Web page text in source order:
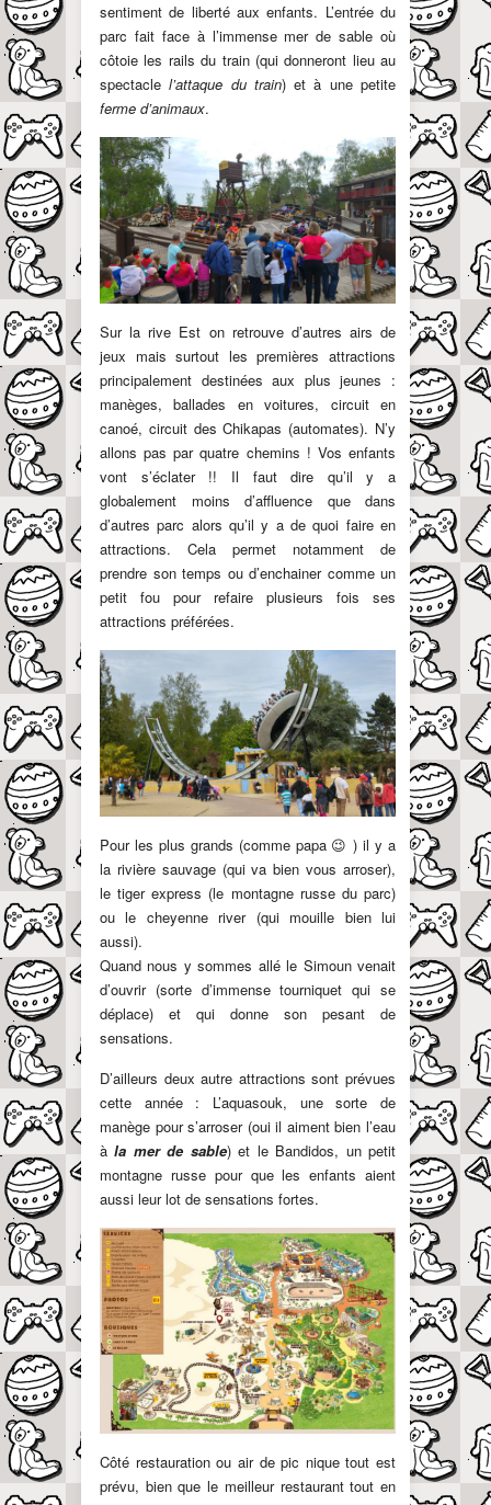
sentiment de liberté aux enfants. L’entrée du
parc fait face à l’immense mer de sable où
côtoie les rails du train (qui donneront lieu au
spectacle l’attaque du train) et à une petite
ferme d’animaux.
Sur la rive Est on retrouve d’autres airs de
jeux mais surtout les premières attractions
principalement destinées aux plus jeunes :
manèges, ballades en voitures, circuit en
canoé, circuit des Chikapas (automates). N’y
allons pas par quatre chemins ! Vos enfants
vont s’éclater !! Il faut dire qu’il y a
globalement moins d’affluence que dans
d’autres parc alors qu’il y a de quoi faire en
attractions. Cela permet notamment de
prendre son temps ou d’enchainer comme un
petit fou pour refaire plusieurs fois ses
attractions préférées.
Pour les plus grands (comme papa 😉 ) il y a
la rivière sauvage (qui va bien vous arroser),
le tiger express (le montagne russe du parc)
ou le cheyenne river (qui mouille bien lui
aussi).
Quand nous y sommes allé le Simoun venait
d’ouvrir (sorte d’immense tourniquet qui se
déplace) et qui donne son pesant de
sensations.
D’ailleurs deux autre attractions sont prévues
cette année : L’aquasouk, une sorte de
manège pour s’arroser (oui il aiment bien l’eau
àla mer de sable) et le Bandidos, un petit
montagne russe pour que les enfants aient
aussi leur lot de sensations fortes.
Côté restauration ou air de pic nique tout est
prévu, bien que le meilleur restaurant tout en